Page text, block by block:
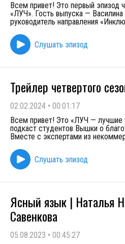
Всем привет! Это первый эпизод
«ЛУЧ». Гость выпуска — Василина
руководитель направления
Слушать эпизод
Трейлер четвертого
02.02.2024 • 00:01:17
Всем привет! Это «ЛУЧ — лучшие
подкаст студентов Вышки о
Вместе с экспертами из
Слушать эпизод
Ясный язык | Наталья
Савенкова
05.08.2023 • 00:45:27